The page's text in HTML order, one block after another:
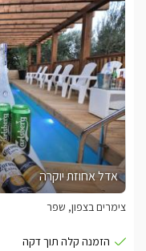
אדל אחוזת יוקרה
צימרים בצפון, שפר